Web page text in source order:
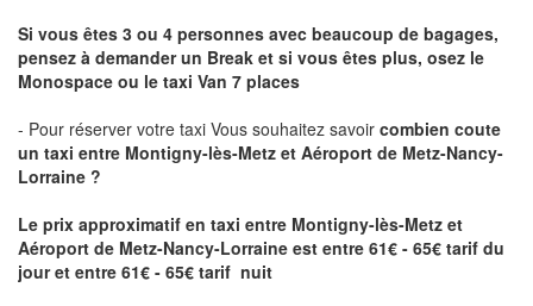
Si vous êtes 3 ou 4 personnes avec beaucoup de bagages,
pensez à demander un Break et si vous êtes plus, osez le
Monospace ou le taxi Van 7 places
- Pour réserver votre taxi Vous souhaitez savoir combien coute
un taxi entre Montigny-lès-Metz et Aéroport de Metz-Nancy-
Lorraine ?
Le prix approximatif en taxi entre Montigny-lès-Metz et
Aéroport de Metz-Nancy-Lorraine est entre 61€ - 65€ tarif du
jour et entre 61€ - 65€ tarif nuit